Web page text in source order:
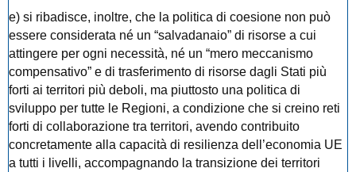
e) si ribadisce, inoltre, che la politica di coesione non può
essere considerata né un “salvadanaio” di risorse a cui
attingere per ogni necessità, né un “mero meccanismo
compensativo” e di trasferimento di risorse dagli Stati più
forti ai territori più deboli, ma piuttosto una politica di
sviluppo per tutte le Regioni, a condizione che si creino reti
forti di collaborazione tra territori, avendo contribuito
concretamente alla capacità di resilienza dell’economia UE
a tutti i livelli, accompagnando la transizione dei territori